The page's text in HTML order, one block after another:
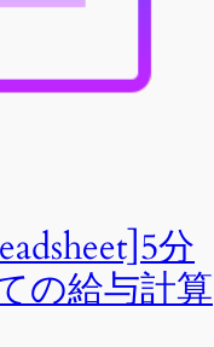
分
の給与計算